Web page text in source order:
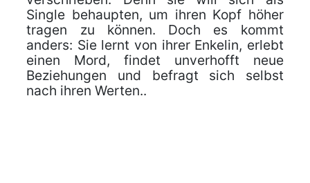
Single behaupten, um ihren Kopf höher
tragen zu können. Doch es kommt
anders: Sie lernt von ihrer Enkelin, erlebt
einen Mord, findet unverhofft neue
Beziehungen und befragt sich selbst
nach ihren Werten..